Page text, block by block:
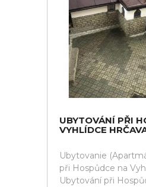
UBYTOVÁNÍ PŘI
VYHLÍDCE
Ubytovanie
při Hospůdce na
Ubytování při